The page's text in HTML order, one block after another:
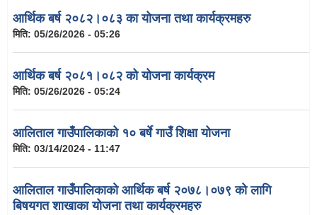
आर्थिक बर्ष २०८२।०८३ का योजना तथा कार्यक्रमहरु
मिति: 05/26/2026 - 05:26
आर्थिक बर्ष २०८१।०८२ को योजना कार्यक्रम
मिति: 05/26/2026 - 05:24
आलिताल गाउँपालिकाको १० बर्षे गाउँ शिक्षा योजना
मिति: 03/14/2024 - 11:47
आलिताल गाउँपालिकाको आर्थिक बर्ष २०७८।०७९ को लागि
बिषयगत शाखाका योजना तथा कार्यक्रमहरु